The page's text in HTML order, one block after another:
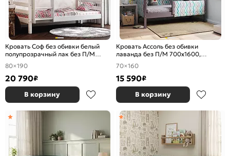
Кровать Соф без обивки белый
полупрозрачный лак без П/М
800x1900, ортопедическое
основание, изголовье жесткое
80×190
20 790₽
В корзину
Кровать Ассоль без обивки
лаванда без П/М 700x1600,
ортопедическое основание,
изголовье жесткое
70×160
15 590₽
В корзину